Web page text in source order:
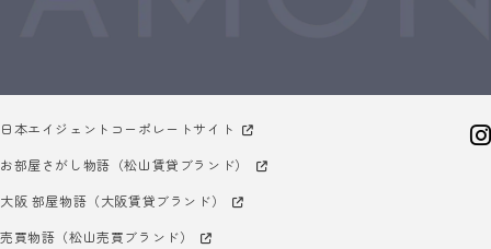
日本エイジェントコーポレートサイト
お部屋さがし物語（松山賃貸ブランド）
大阪 部屋物語（大阪賃貸ブランド）
売買物語（松山売買ブランド）